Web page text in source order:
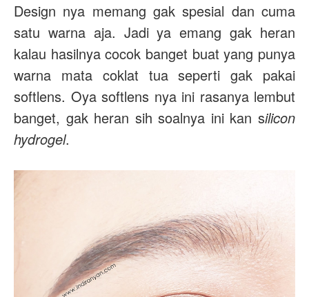
Design nya memang gak spesial dan cuma
satu warna aja. Jadi ya emang gak heran
kalau hasilnya cocok banget buat yang punya
warna mata coklat tua seperti gak pakai
softlens. Oya softlens nya ini rasanya lembut
banget, gak heran sih soalnya ini kan silicon
hydrogel.